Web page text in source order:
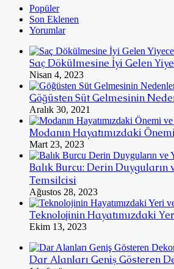
Popüler
Son Eklenen
Yorumlar
Saç Dökülmesine İyi Gelen
Nisan 4, 2023
Göğüsten Süt Gelmesinin
Aralık 30, 2021
Modanın Hayatımızdaki
Mart 23, 2023
Balık Burcu: Derin Duyguların
Temsilcisi
Ağustos 28, 2023
Teknolojinin Hayatımızdaki
Ekim 13, 2023
Dar Alanları Geniş Gösteren